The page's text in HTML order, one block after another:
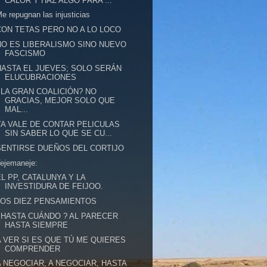
repugnan las injusticias
TETAS PERO NO A LO LOCO
ES LIBERALISMO SINO NUEVO
FASCISMO
EL JUEVES; SOLO SERÁN
ELUCUBRACIONES
GRAN COALICIÓN? NO
GRACIAS, MEJOR SOLO QUE
MAL...
VALE DE CONTAR PELICULAS
SIN SABER LO QUE SE CU...
DUEÑOS DEL CORTIJO
PP, CATALUNYA Y LA
INVESTIDURA DE FEIJOO.
DIEZ PENSAMIENTOS
CUÁNDO ? AL PARECER
HASTA SIEMPRE
VER SI ES QUE TÚ ME QUIERES
COMPRENDER
NEGOCIAR, A NEGOCIAR, HASTA